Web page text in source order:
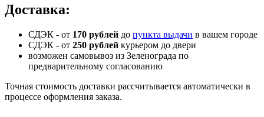
Доставка:
СДЭК - от 170 рублей до пункта выдачи в вашем городе
СДЭК - от 250 рублей курьером до двери
возможен самовывоз из Зеленограда по
предварительному согласованию
Точная стоимость доставки рассчитывается автоматически в
процессе оформления заказа.